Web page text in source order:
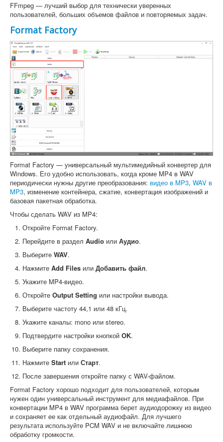
FFmpeg — лучший выбор для технически уверенных
пользователей, больших объемов файлов и повторяемых задач.
Format Factory
Format Factory — универсальный мультимедийный конвертер для
Windows. Его удобно использовать, когда кроме MP4 в WAV
периодически нужны другие преобразования: видео в MP3, WAV в
MP3, изменение контейнера, сжатие, конвертация изображений и
базовая пакетная обработка.
Чтобы сделать WAV из MP4:
Откройте Format Factory.
Перейдите в раздел Audio или Аудио.
Выберите WAV.
Нажмите Add Files или Добавить файл.
Укажите MP4-видео.
Откройте Output Setting или настройки вывода.
Выберите частоту 44,1 или 48 кГц.
Укажите каналы: mono или stereo.
Подтвердите настройки кнопкой OK.
Выберите папку сохранения.
Нажмите Start или Старт.
После завершения откройте папку с WAV-файлом.
Format Factory хорошо подходит для пользователей, которым
нужен один универсальный инструмент для медиафайлов. При
конвертации MP4 в WAV программа берет аудиодорожку из видео
и сохраняет ее как отдельный аудиофайл. Для лучшего
результата используйте PCM WAV и не включайте лишнюю
обработку громкости.